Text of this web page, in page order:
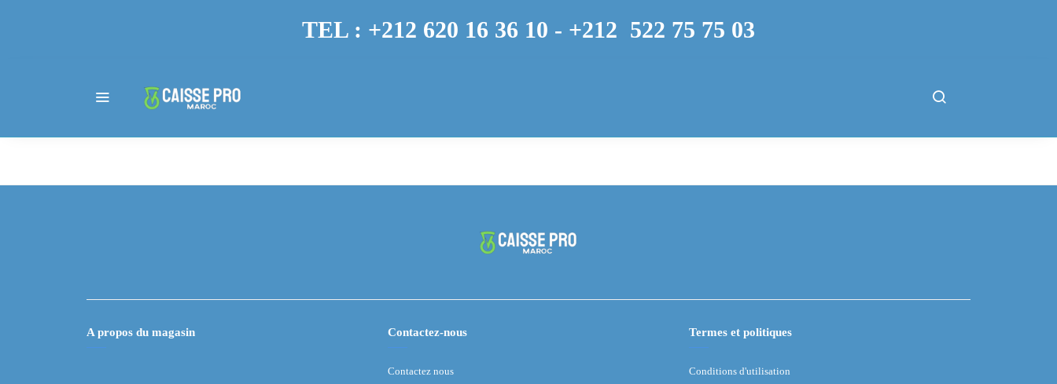
TEL : +212 620 16 36 10 - +212 522 75 75 03
A propos du magasin Contactez-nous
Contactez nous
Termes et politiques
Conditions d'utilisation